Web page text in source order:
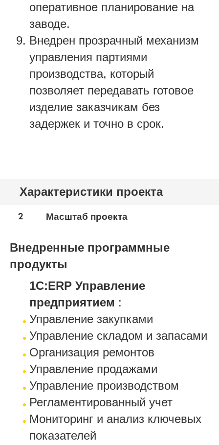
оперативное планирование на
заводе.
Внедрен прозрачный механизм
управления партиями
производства, который
позволяет передавать готовое
изделие заказчикам без
задержек и точно в срок.
Характеристики проекта
2 Масштаб проекта
Внедренные программные
продукты
1С:ERP Управление
предприятием :
Управление закупками
Управление складом и запасами
Организация ремонтов
Управление продажами
Управление производством
Регламентированный учет
Мониторинг и анализ ключевых
показателей